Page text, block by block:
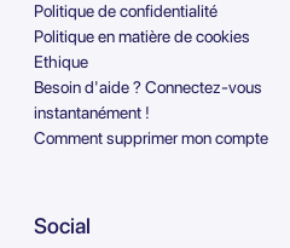
Politique de confidentialité
Politique en matière de cookies
Ethique
Besoin d'aide ? Connectez-vous
instantanément !
Comment supprimer mon compte
Social